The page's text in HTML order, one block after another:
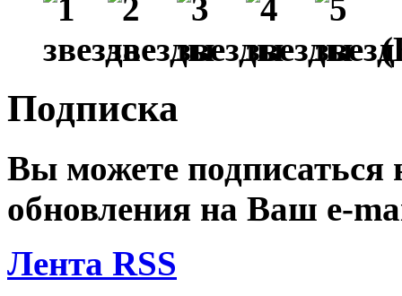
Подписка
Вы можете подписаться
обновления на Ваш e-
Лента RSS